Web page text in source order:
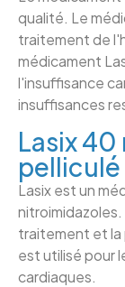
qualité. Le
traitement de
médicament
l'insuffisance
insuffisances
Lasix
Lasix est un
traitement et la
est utilisé pour
cardiaques.